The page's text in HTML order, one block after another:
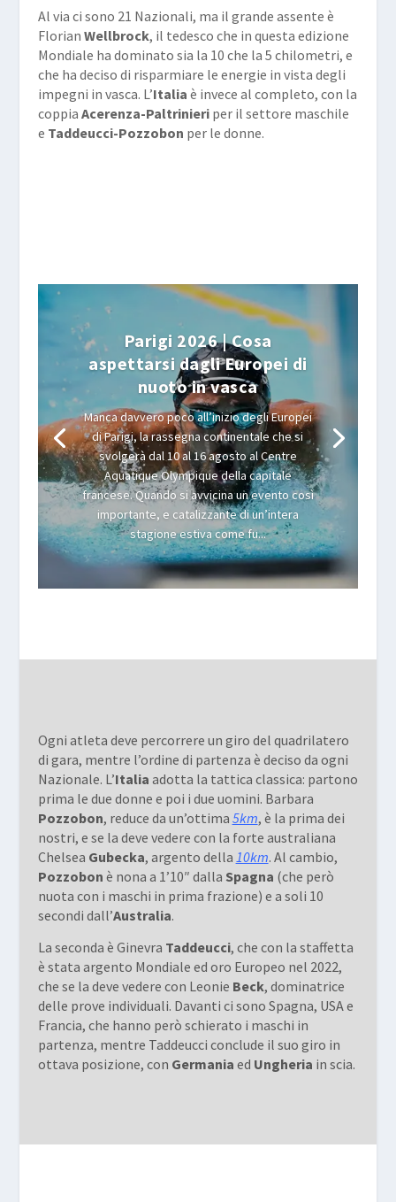
Al via ci sono 21 Nazionali, ma il grande assente è
Florian Wellbrock, il tedesco che in questa edizione
Mondiale ha dominato sia la 10 che la 5 chilometri, e
che ha deciso di risparmiare le energie in vista degli
impegni in vasca. L’Italia è invece al completo, con la
coppia Acerenza-Paltrinieriper il settore maschile
e Taddeucci-Pozzobon per le donne.
Parigi 2026 | Cosa
aspettarsi dagli Europei di
nuoto in vasca
Manca davvero poco all’inizio degli Europei
di Parigi, la rassegna continentale che si
svolgerà dal 10 al 16 agosto al Centre
Aquatique Olympique della capitale
francese. Quando si avvicina un evento così
importante, e catalizzante di un’intera
stagione estiva come fu...
Ogni atleta deve percorrere un giro del quadrilatero
di gara, mentre l’ordine di partenza è deciso da ogni
Nazionale. L’Italia adotta la tattica classica: partono
prima le due donne e poi i due uomini. Barbara
Pozzobon, reduce da un’ottima 5km, è la prima dei
nostri, e se la deve vedere con la forte australiana
Chelsea Gubecka, argento della 10km. Al cambio,
Pozzobon è nona a 1’10″ dalla Spagna (che però
nuota con i maschi in prima frazione) e a soli 10
secondi dall’Australia.
La seconda è Ginevra Taddeucci, che con la staffetta
è stata argento Mondiale ed oro Europeo nel 2022,
che se la deve vedere con Leonie Beck, dominatrice
delle prove individuali. Davanti ci sono Spagna, USA e
Francia, che hanno però schierato i maschi in
partenza, mentre Taddeucci conclude il suo giro in
ottava posizione, con Germania ed Ungheria in scia.